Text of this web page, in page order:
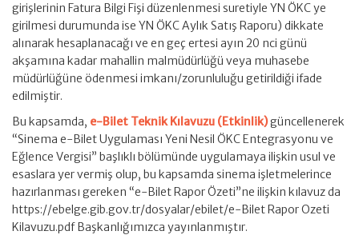
girişlerinin Fatura Bilgi Fişi düzenlenmesi suretiyle YN ÖKC ye
girilmesi durumunda ise YN ÖKC Aylık Satış Raporu) dikkate
alınarak hesaplanacağı ve en geç ertesi ayın 20 nci günü
akşamına kadar mahallin malmüdürlüğü veya muhasebe
müdürlüğüne ödenmesi imkanı/zorunluluğu getirildiği ifade
edilmiştir.
Bu kapsamda, e-Bilet Teknik Kılavuzu (Etkinlik)güncellenerek
“Sinema e-Bilet Uygulaması Yeni Nesil ÖKC Entegrasyonu ve
Eğlence Vergisi” başlıklı bölümünde uygulamaya ilişkin usul ve
esaslara yer vermiş olup, bu kapsamda sinema işletmelerince
hazırlanması gereken “e-Bilet Rapor Özeti”ne ilişkin kılavuz da
https://ebelge.gib.gov.tr/dosyalar/ebilet/e-Bilet Rapor Ozeti
Kilavuzu.pdf Başkanlığımızca yayınlanmıştır.